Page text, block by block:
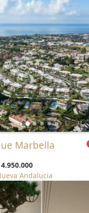
Marbella
Andalucia